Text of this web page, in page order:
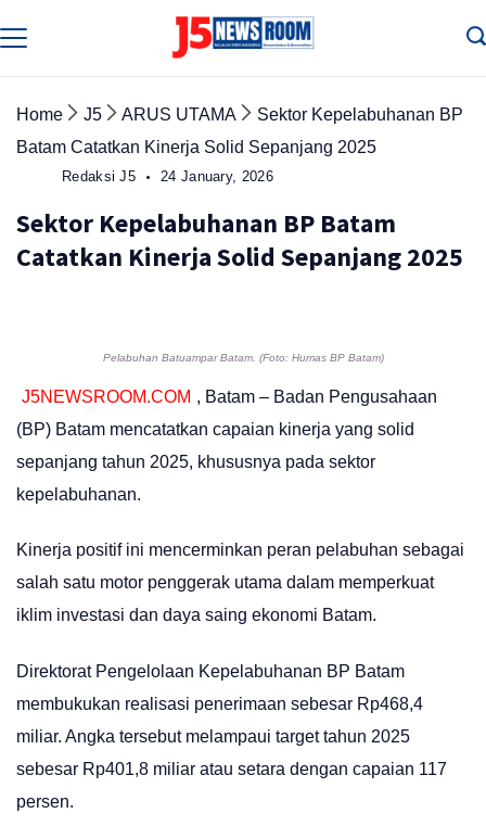
to
Home J5 ARUS UTAMA
Sektor Kepelabuhanan BP
Batam Catatkan Kinerja Solid Sepanjang 2025
Redaksi J5 24 January, 2026
Sektor Kepelabuhanan BP Batam
Catatkan Kinerja Solid Sepanjang 2025
Pelabuhan Batuampar Batam. (Foto: Humas BP Batam)
J5NEWSROOM.COM , Batam – Badan Pengusahaan
(BP) Batam mencatatkan capaian kinerja yang solid
sepanjang tahun 2025, khususnya pada sektor
kepelabuhanan.
Kinerja positif ini mencerminkan peran pelabuhan sebagai
salah satu motor penggerak utama dalam memperkuat
iklim investasi dan daya saing ekonomi Batam.
Direktorat Pengelolaan Kepelabuhanan BP Batam
membukukan realisasi penerimaan sebesar Rp468,4
miliar. Angka tersebut melampaui target tahun 2025
sebesar Rp401,8 miliar atau setara dengan capaian 117
persen.